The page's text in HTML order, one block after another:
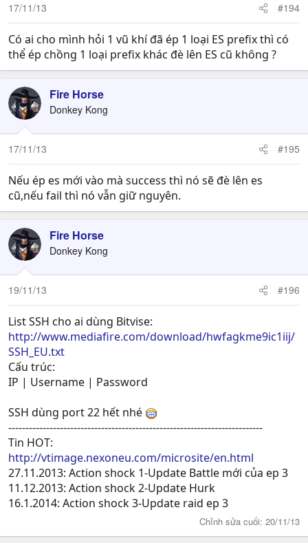
17/11/13 #194
Có ai cho mình hỏi 1 vũ khí đã ép 1 loại ES prefix thì có
thể ép chồng 1 loại prefix khác đè lên ES cũ không ?
Fire Horse
Donkey Kong
17/11/13 #195
Nếu ép es mới vào mà success thì nó sẽ đè lên es
cũ,nếu fail thì nó vẫn giữ nguyên.
Fire Horse
Donkey Kong
19/11/13 #196
List SSH cho ai dùng Bitvise:
http://www.mediafire.com/download/hwfagkme9ic1iij/
SSH_EU.txt
Cấu trúc:
IP | Username | Password
SSH dùng port 22 hết nhé
--------------------------------------------------------------------------
Tin HOT:
http://vtimage.nexoneu.com/microsite/en.html
27.11.2013: Action shock 1-Update Battle mới của ep 3
11.12.2013: Action shock 2-Update Hurk
16.1.2014: Action shock 3-Update raid ep 3
Chỉnh sửa cuối: 20/11/13